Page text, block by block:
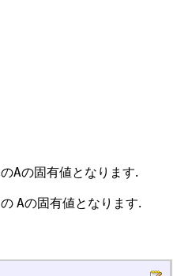
のAの固有値となります.
の Aの固有値となります.